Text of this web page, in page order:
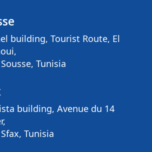
building, Tourist Route, El
Tunisia
building, Avenue du 14
Tunisia